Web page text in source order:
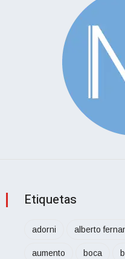
Etiquetas
adorni alberto
aumento boca